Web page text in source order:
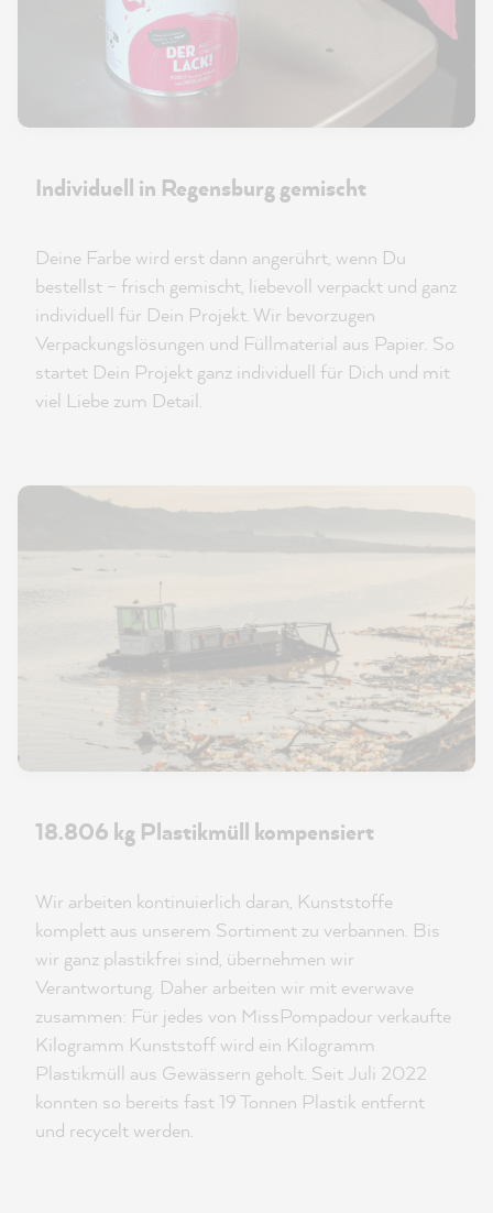
Individuell in Regensburg gemischt
Deine Farbe wird erst dann angerührt, wenn Du
bestellst – frisch gemischt, liebevoll verpackt und ganz
individuell für Dein Projekt. Wir bevorzugen
Verpackungslösungen und Füllmaterial aus Papier. So
startet Dein Projekt ganz individuell für Dich und mit
viel Liebe zum Detail.
18.806 kg Plastikmüll kompensiert
Wir arbeiten kontinuierlich daran, Kunststoffe
komplett aus unserem Sortiment zu verbannen. Bis
wir ganz plastikfrei sind, übernehmen wir
Verantwortung. Daher arbeiten wir mit everwave
zusammen: Für jedes von MissPompadour verkaufte
Kilogramm Kunststoff wird ein Kilogramm
Plastikmüll aus Gewässern geholt. Seit Juli 2022
konnten so bereits fast 19 Tonnen Plastik entfernt
und recycelt werden.